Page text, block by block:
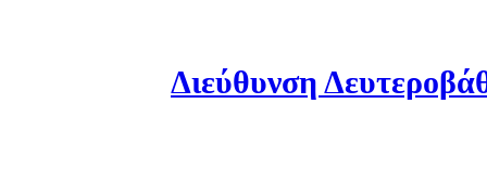
Διεύθυνση